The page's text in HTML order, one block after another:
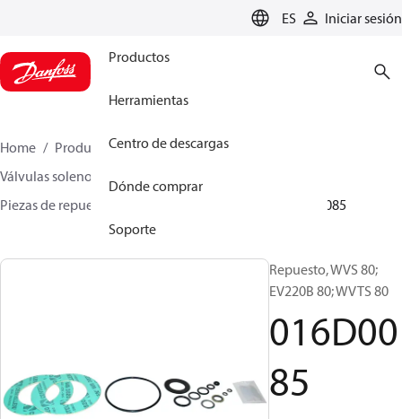
ES Iniciar sesión
Productos
Herramientas
Centro de descargas
Dónde comprar
Soporte
Home Productos
Climate Solutions for heating
Válvulas solenoides, Fluid Controls
Piezas de repuesto y accesorios para válvulas
016D0085
Repuesto, WVS 80;
EV220B 80; WVTS 80
016D00
85